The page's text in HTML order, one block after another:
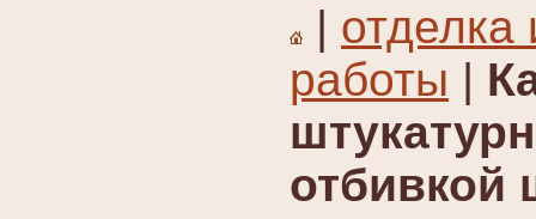
| отделка
работы |
отбивкой